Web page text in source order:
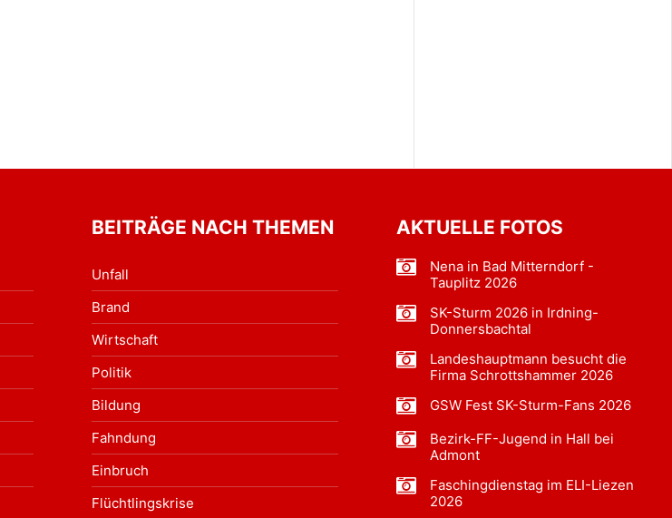
BEITRÄGE NACH THEMEN
Unfall
Brand
Wirtschaft
Politik
Bildung
Fahndung
Einbruch
Flüchtlingskrise
AKTUELLE FOTOS
Nena in Bad Mitterndorf -
Tauplitz 2026
SK-Sturm 2026 in Irdning-
Donnersbachtal
Landeshauptmann besucht die
Firma Schrottshammer 2026
GSW Fest SK-Sturm-Fans 2026
Bezirk-FF-Jugend in Hall bei
Admont
Faschingdienstag im ELI-Liezen
2026